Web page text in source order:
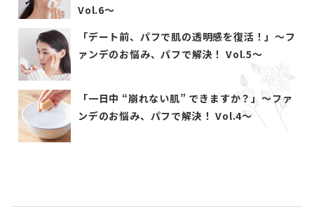
Vol.6〜
「デート前、パフで肌の透明感を復活！」〜フ
ァンデのお悩み、パフで解決！ Vol.5〜
「一日中 “崩れない肌” できますか？」〜ファ
ンデのお悩み、パフで解決！ Vol.4〜